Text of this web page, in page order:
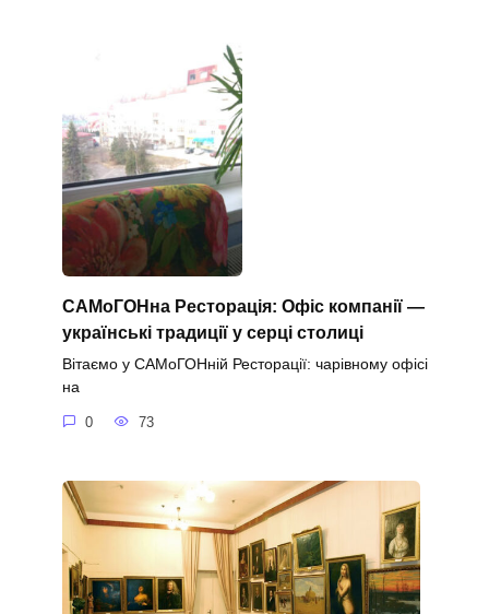
САМоГОНна Ресторація: Офіс компанії —
українські традиції у серці столиці
Вітаємо у САМоГОНній Ресторації: чарівному офісі
на
0 73